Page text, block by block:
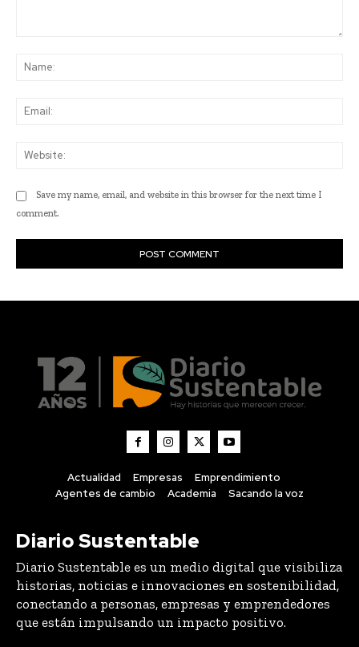
Actualidad Empresas
Emprendimiento
Agentes de cambio
Academia Sacando la voz
Diario Sustentable
Diario Sustentable es un medio digital que visibiliza
historias, noticias e innovaciones en sostenibilidad,
conectando a personas, empresas y emprendedores
que están impulsando un impacto positivo.